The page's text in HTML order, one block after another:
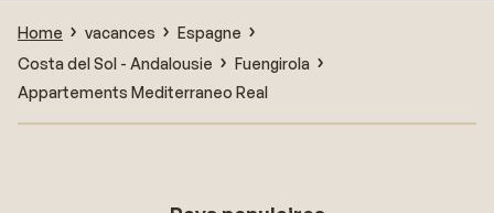
Home vacances
Espagne
Costa del Sol - Andalousie
Fuengirola
Appartements Mediterraneo Real